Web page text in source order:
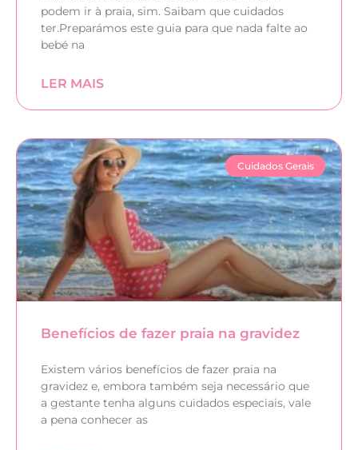
podem ir à praia, sim. Saibam que cuidados
ter.Preparámos este guia para que nada falte ao
bebé na
LER MAIS
Cuidados Gerais
Benefícios de fazer praia na gravidez
Existem vários benefícios de fazer praia na
gravidez e, embora também seja necessário que
a gestante tenha alguns cuidados especiais, vale
a pena conhecer as